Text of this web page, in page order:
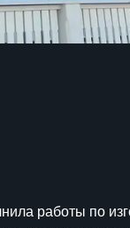
работы по